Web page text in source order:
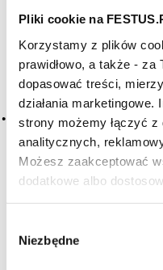
Pliki cookie na
Korzystamy z plików
prawidłowo, a także - za
dopasować treści,
działania
strony możemy łączyć
analitycznych,
Możesz zaakceptować
dodatkowe albo
zgody
Niezbędne
Czy masz
muskularne
wino niezwykle treściwe,
owocowe, głównie
i tanin; z definicji oznacza
eleganckie; mimo
zrównoważone
muskularne →
CZYTAJ WIĘCEJ
mięsiste